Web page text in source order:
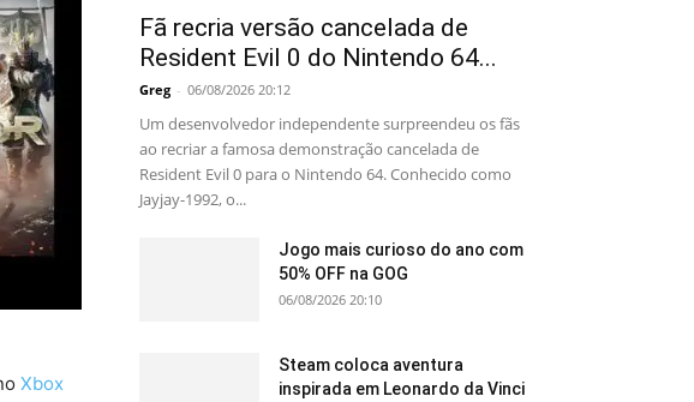
Xbox
Fã recria versão cancelada de
Resident Evil 0 do Nintendo 64...
Greg - 06/08/2026 20:12
Um desenvolvedor independente surpreendeu os fãs
ao recriar a famosa demonstração cancelada de
Resident Evil 0 para o Nintendo 64. Conhecido como
Jayjay-1992, o...
Jogo mais curioso do ano com
50% OFF na GOG
06/08/2026 20:10
Steam coloca aventura
inspirada em Leonardo da Vinci